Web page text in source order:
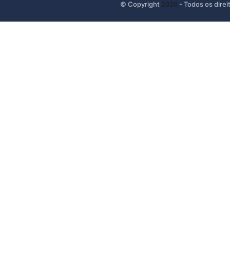
© Copyright 2026 - Todos os